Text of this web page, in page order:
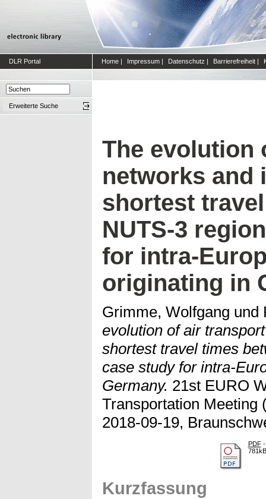
DLR Portal Home | Impressum | Datenschutz | Barrierefreiheit |
Erweiterte Suche
The evolution
networks and
shortest
NUTS-3
for intra-
originating in
Grimme, Wolfgang und
evolution of air
shortest travel times
case study for intra-
Germany. 21st EURO
Transportation Meeting
2018-09-19,
PDF-
781kB
Kurzfassung